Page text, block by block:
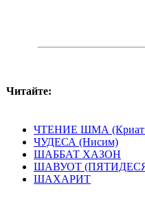
Читайте:
ЧТЕНИЕ ШМА
ЧУДЕСА (Нисим)
ШАББАТ ХАЗОН
ШАВУОТ
ШАХАРИТ